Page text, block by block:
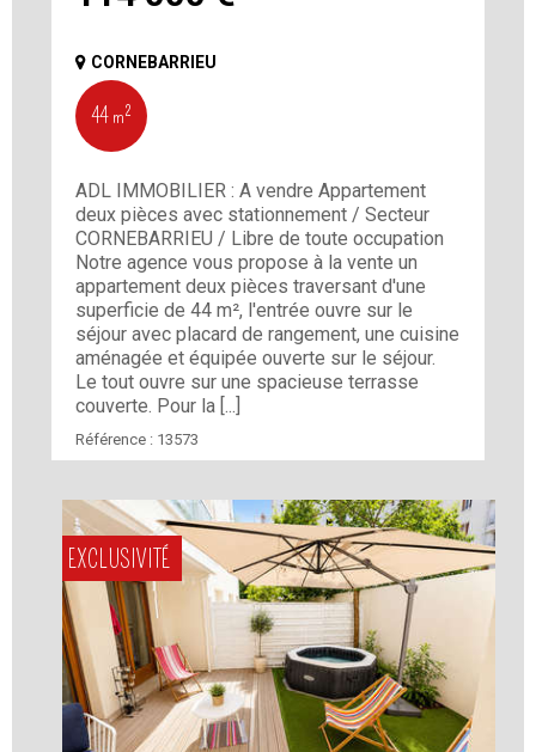
CORNEBARRIEU
44 m²
ADL IMMOBILIER : A vendre Appartement
deux pièces avec stationnement / Secteur
CORNEBARRIEU / Libre de toute occupation
Notre agence vous propose à la vente un
appartement deux pièces traversant d'une
superficie de 44 m², l'entrée ouvre sur le
séjour avec placard de rangement, une cuisine
aménagée et équipée ouverte sur le séjour.
Le tout ouvre sur une spacieuse terrasse
couverte. Pour la [...]
Référence : 13573
EXCLUSIVITÉ